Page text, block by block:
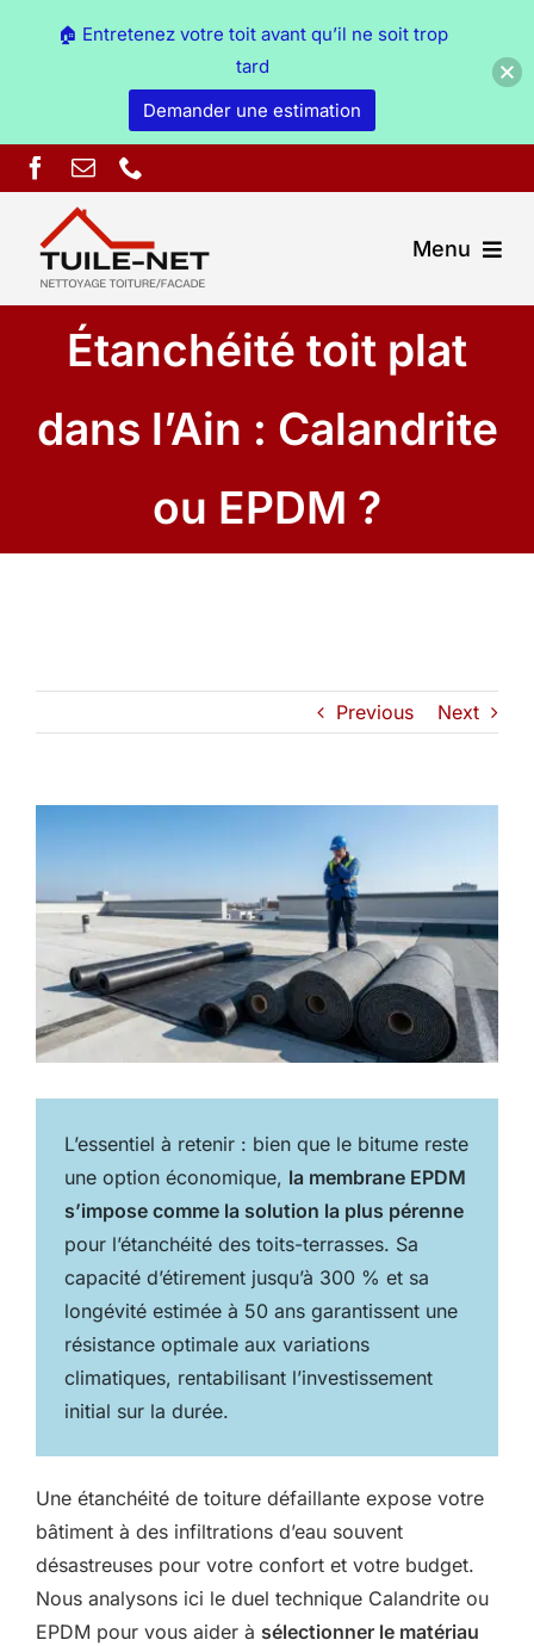
Skip
to
content
Menu
Couverture Ain
Étanchéité toit plat
dans l’Ain : Calandrite
ou EPDM ?
Previous Next
L’essentiel à retenir : bien que le bitume reste
une option économique, la membrane EPDM
s’impose comme la solution la plus pérenne
pour l’étanchéité des toits-terrasses. Sa
capacité d’étirement jusqu’à 300 % et sa
longévité estimée à 50 ans garantissent une
résistance optimale aux variations
climatiques, rentabilisant l’investissement
initial sur la durée.
Une étanchéité de toiture défaillante expose votre
bâtiment à des infiltrations d’eau souvent
désastreuses pour votre confort et votre budget.
Nous analysons ici le duel technique Calandrite ou
EPDM pour vous aider à sélectionner le matériau
🏠 Entretenez votre toit avant qu’il ne soit trop
tard
Demander une estimation